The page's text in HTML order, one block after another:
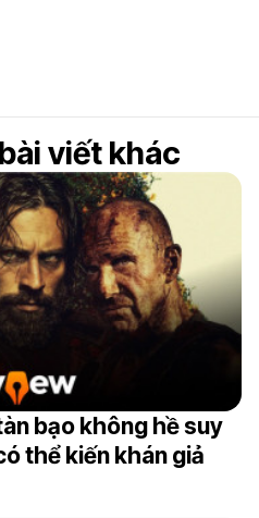
viết khác
bạo không hề suy
thể kiến khán giả